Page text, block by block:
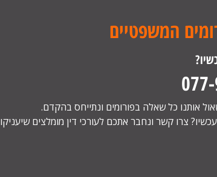
המשפטיים
אותנו כל שאלה בפורומים ונתייחס בהקדם.
עכשיו? צרו קשר ונחבר אתכם לעורכי דין מומלצים שיעניקו